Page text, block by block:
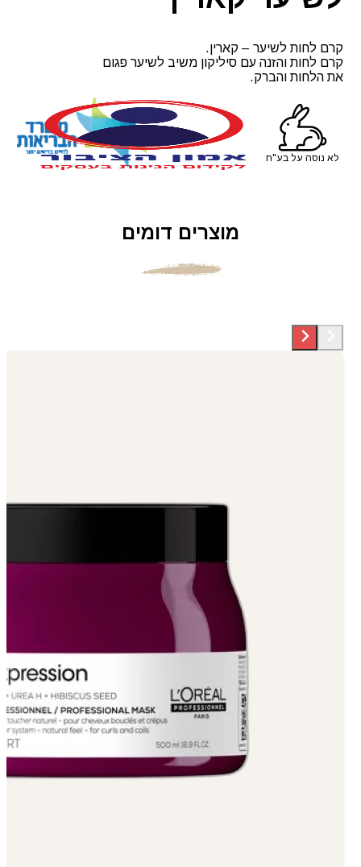
קרם לחות לשיער – קארין.
קרם לחות והזנה עם סיליקון משיב לשיער פגום
את הלחות והברק.
לא נוסה על בע"ח
מוצרים דומים